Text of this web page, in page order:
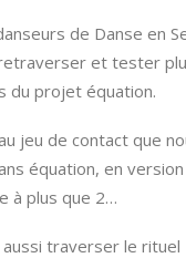
de Danse en
et tester
du projet équation.
jeu de contact que
équation, en
à plus que 2…
aussi traverser le rituel